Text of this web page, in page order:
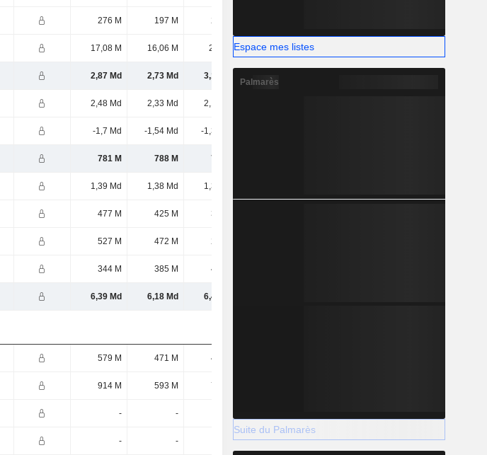
276 M 197 M 205 M
17,08 M 16,06 M 2,78 M 19,26 M
2,87 Md 2,73 Md 3,12 Md 3,13 Md
2,48 Md 2,33 Md 2,17 Md
-1,7 Md -1,54 Md -1,39 Md
781 M 788 M 779 M
1,39 Md 1,38 Md 1,38 Md
477 M 425 M 393 M
527 M 472 M 299 M
344 M 385 M 458 M
6,39 Md 6,18 Md 6,44 Md
579 M 471 M 442 M
914 M 593 M 781 M
- -
- - - - -
Espace mes listes
Palmarès
Suite du Palmarès